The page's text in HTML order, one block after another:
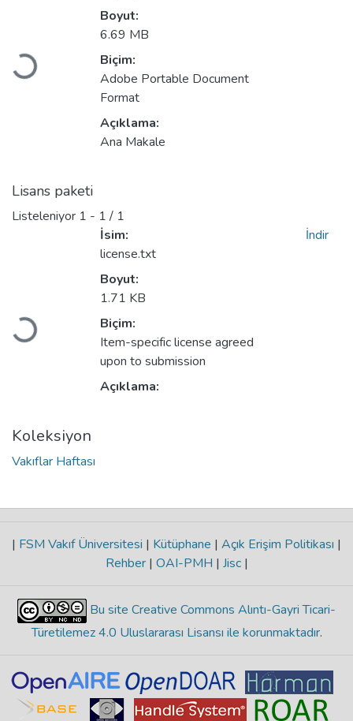
Yükleniyor...
Boyut:
6.69 MB
Biçim:
Adobe Portable Document
Format
Açıklama:
Ana Makale
Lisans paketi
Listeleniyor 1 - 1 / 1
Yükleniyor...
İsim:
license.txt
Boyut:
1.71 KB
Biçim:
Item-specific license agreed
upon to submission
Açıklama:
İndir
Koleksiyon
Vakıflar Haftası
| FSM Vakıf Üniversitesi | Kütüphane | Açık Erişim Politikası |
Rehber | OAI-PMH | Jisc |
Bu site Creative Commons Alıntı-Gayri Ticari-
Türetilemez 4.0 Uluslararası Lisansı ile korunmaktadır.